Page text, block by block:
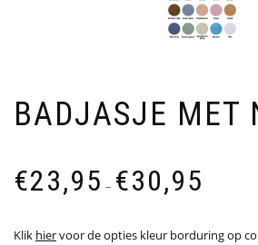
BADJASJE MET
€23,95 – €30,95
€30,95
Klik hiervoor de opties kleur borduring op